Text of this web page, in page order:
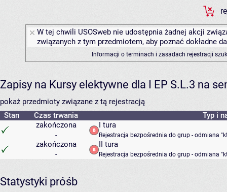
W tej chwili USOSweb nie udostępnia żadnej akcji
związanych z tym przedmiotem, aby poznać dokładne
Informacji o terminach i zasadach rejestracji
Zapisy na Kursy elektywne dla I EP S.L.3 na
pokaż przedmioty związane z tą rejestracją
Stan
Czas trwania
Typ i
zakończona
-
I tura
Rejestracja bezpośrednia do grup - odmiana
zakończona
-
II tura
Rejestracja bezpośrednia do grup - odmiana
Statystyki próśb